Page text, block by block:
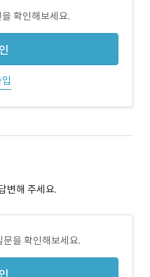
확인해보세요.
변해 주세요.
을 확인해보세요.